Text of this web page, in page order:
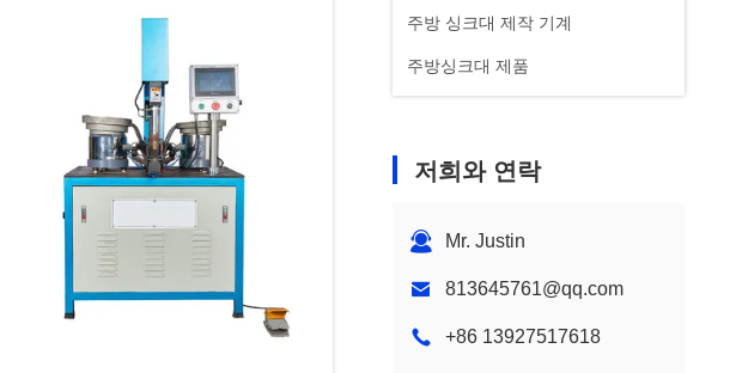
주방 싱크대 제작 기계
주방싱크대 제품
저희와 연락
Mr. Justin
813645761@qq.com
+86 13927517618